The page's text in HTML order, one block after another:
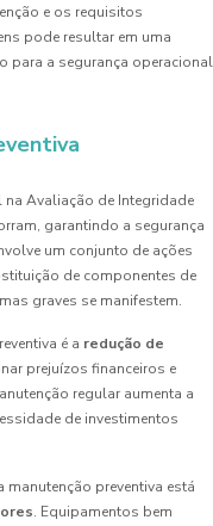
e os requisitos
pode resultar em uma
para a segurança operacional
na Avaliação de Integridade
garantindo a segurança
um conjunto de ações
de componentes de
graves se manifestem.
é a redução de
prejuízos financeiros e
regular aumenta a
de investimentos
preventiva está
. Equipamentos bem